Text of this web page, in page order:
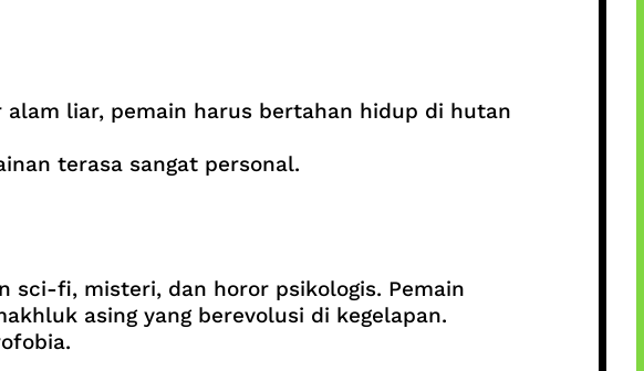
liar, pemain harus bertahan hidup di hutan
terasa sangat personal.
sci-fi, misteri, dan horor psikologis. Pemain
asing yang berevolusi di kegelapan.